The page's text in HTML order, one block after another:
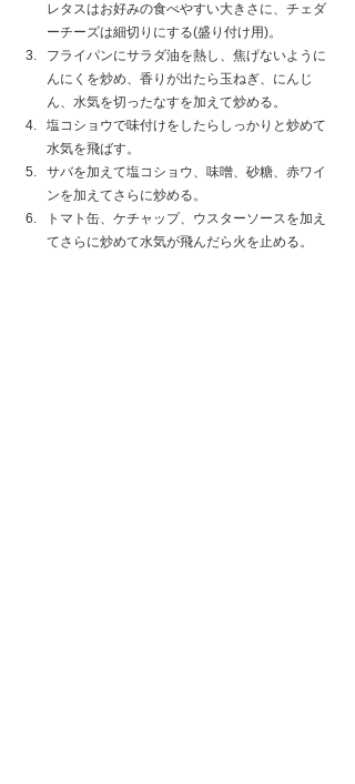
レタスはお好みの食べやすい大きさに、チェダ
ーチーズは細切りにする(盛り付け用)。
フライパンにサラダ油を熱し、焦げないように
んにくを炒め、香りが出たら玉ねぎ、にんじ
ん、水気を切ったなすを加えて炒める。
塩コショウで味付けをしたらしっかりと炒めて
水気を飛ばす。
サバを加えて塩コショウ、味噌、砂糖、赤ワイ
ンを加えてさらに炒める。
トマト缶、ケチャップ、ウスターソースを加え
てさらに炒めて水気が飛んだら火を止める。